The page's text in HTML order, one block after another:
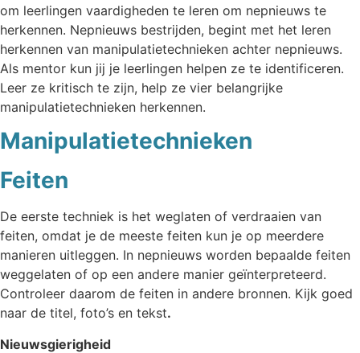
om leerlingen vaardigheden te leren om nepnieuws te
herkennen. Nepnieuws bestrijden, begint met het leren
herkennen van manipulatietechnieken achter nepnieuws.
Als mentor kun jij je leerlingen helpen ze te identificeren.
Leer ze kritisch te zijn, help ze vier belangrijke
manipulatietechnieken herkennen.
Manipulatietechnieken
Feiten
De eerste techniek is het weglaten of verdraaien van
feiten, omdat je de meeste feiten kun je op meerdere
manieren uitleggen. In nepnieuws worden bepaalde feiten
weggelaten of op een andere manier geïnterpreteerd.
Controleer daarom de feiten in andere bronnen. Kijk goed
naar de titel, foto’s en tekst.
Nieuwsgierigheid